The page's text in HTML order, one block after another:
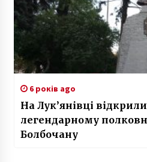
6 років ago
На Лук’янівці
легендарному
Болбочану